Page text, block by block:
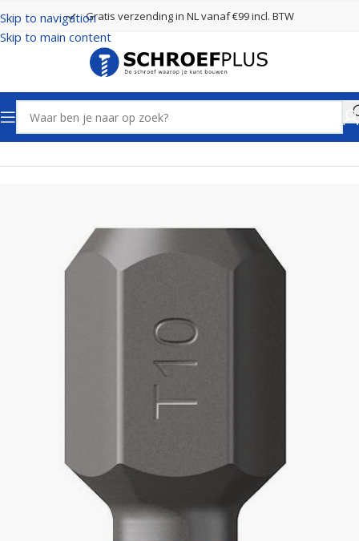
Skip to navigation
Skip to main content
Gratis verzending in NL vanaf €99 incl. BTW
Home Schroefbits